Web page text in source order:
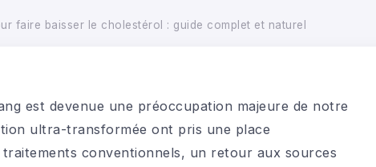
faire baisser le cholestérol : guide complet et naturel
est devenue une préoccupation majeure de notre
ultra-transformée ont pris une place
conventionnels, un retour aux sources